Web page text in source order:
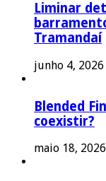
Liminar
Tramandaí
junho 4, 2026
Blended
coexistir?
maio 18, 2026